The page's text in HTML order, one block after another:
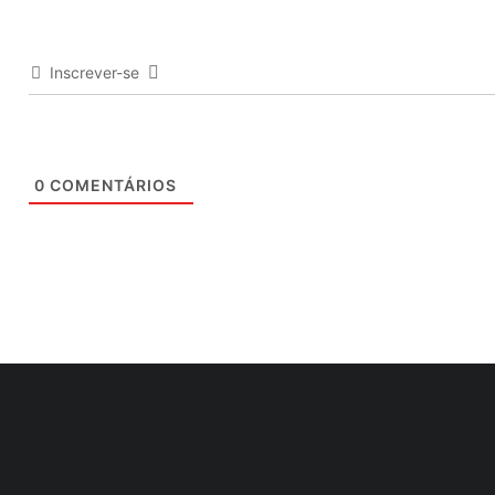
Inscrever-se
0 COMENTÁRIOS